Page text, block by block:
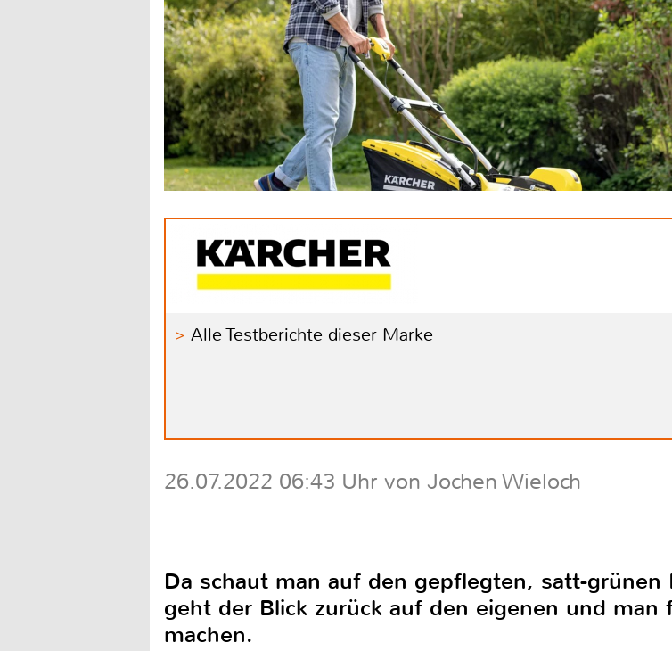
Alle Testberichte dieser Marke
26.07.2022 06:43 Uhr von Jochen Wieloch
Da schaut man auf den gepflegten, satt-grünen
geht der Blick zurück auf den eigenen und
machen.